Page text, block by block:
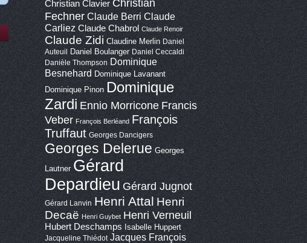
Christian Clavier Christian
Fechner Claude Berri Claude
Carliez Claude Chabrol Claude Renoir
Claude Zidi Claudine Merlin Daniel
Auteuil
Daniel Boulanger Daniel Ceccaldi
Danièle Thompson Dominique
Besnehard Dominique Lavanant
Dominique Pinon Dominique
Zardi Ennio Morricone Francis
Veber François Berléand François
Truffaut Georges Dancigers
Georges Delerue Georges
Lautner Gérard
Depardieu Gérard Jugnot
Gérard Lanvin Henri Attal Henri
Decaë Henri Guybet Henri Verneuil
Hubert Deschamps Isabelle Huppert
Jacqueline Thiédot Jacques François